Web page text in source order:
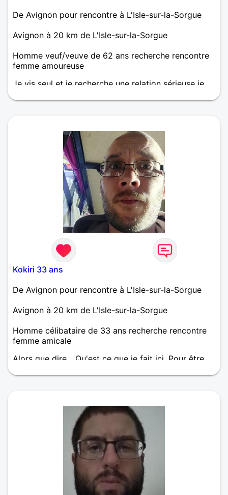
De Avignon pour rencontre à L'Isle-sur-la-Sorgue
Avignon à 20 km de L'Isle-sur-la-Sorgue
Homme veuf/veuve de 62 ans recherche rencontre
femme amoureuse
Je vis seul et je recherche une relation sérieuse je
Kokiri 33 ans
De Avignon pour rencontre à L'Isle-sur-la-Sorgue
Avignon à 20 km de L'Isle-sur-la-Sorgue
Homme célibataire de 33 ans recherche rencontre
femme amicale
Alors que dire... Qu'est ce que je fait ici. Pour être
suis donc rentré. De nature assez timide, je me
mutuelle bien entendu. Je pourrais dire que je suis
quelqu'un de fidèle par mes actes, le bla bla on
connaît 😉. Par contre, touche a mes frites et c'est
la guerre, faut pas déconné 🍟. J'adore les jeux
vidéo depuis tous gosse, les sciences sont ma
religion, et je suis un expert dans la préparation du
steak haché. Plutôt empathique, je verrai la douleur
dans ton regard, tes mots, tes gestes, ce qui me
poussera à te demander comment tu te sens et ce